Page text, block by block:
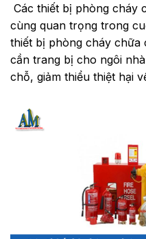
Các thiết bị phòng cháy
cùng quan trọng trong
thiết bị phòng cháy chữa
cần trang bị cho ngôi
chỗ, giảm thiểu thiệt hại